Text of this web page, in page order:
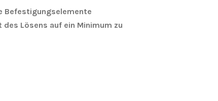
Befestigungselemente
Lösens auf ein Minimum zu